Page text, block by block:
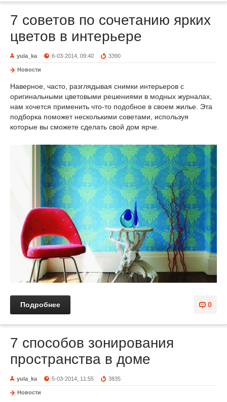
7 советов по сочетанию ярких
цветов в интерьере
yula_ka 6-03-2014, 09:40 3390
Новости
Наверное, часто, разглядывая снимки интерьеров с
оригинальными цветовыми решениями в модных журналах,
нам хочется применить что-то подобное в своем жилье. Эта
подборка поможет несколькими советами, используя
которые вы сможете сделать свой дом ярче.
0
Подробнее
7 способов зонирования
пространства в доме
yula_ka 5-03-2014, 11:55 3835
Новости